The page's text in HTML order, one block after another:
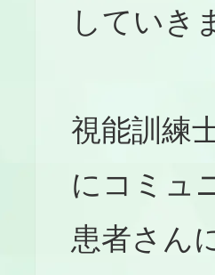
していき
視能訓練
にコミュ
患者さん